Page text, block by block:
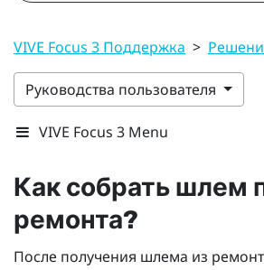
VIVE Focus 3 Поддержка >
Руководства пользователя
VIVE Focus 3 Menu
Как собрать шлем
ремонта?
После получения шлема из